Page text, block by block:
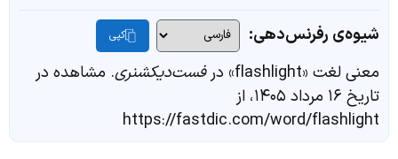
شیوه‌ی رفرنس‌دهی: کپی
معنی لغت «flashlight» در فست‌دیکشنری. مشاهده در
تاریخ ۱۶ مرداد ۱۴۰۵، از
https://fastdic.com/word/flashlight